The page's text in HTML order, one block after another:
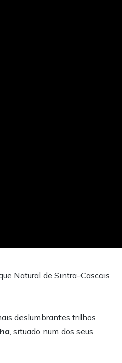
Natural de Sintra-Cascais
deslumbrantes trilhos
, situado num dos seus